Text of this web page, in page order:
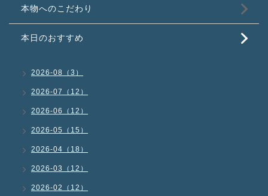
本物へのこだわり
本日のおすすめ
2026-08（3）
2026-07（12）
2026-06（12）
2026-05（15）
2026-04（18）
2026-03（12）
2026-02（12）